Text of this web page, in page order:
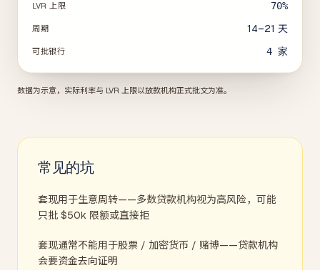
LVR 上限 70%
周期 14–21 天
可批银行 4 家
数据为示意，实际利率与 LVR 上限以放款机构正式批文为准。
常见的坑
套现用于生意周转——多数贷款机构视为高风险，可能
只批 $50k 限额或直接拒
套现通常不能用于股票 / 加密货币 / 赌博——贷款机构
会要资金去向证明